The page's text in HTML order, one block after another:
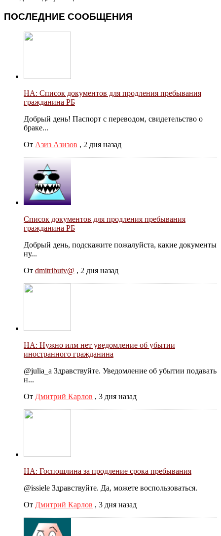
ПОСЛЕДНИЕ СООБЩЕНИЯ
НА: Список документов для продления пребывания
гражданина РБ
Добрый день! Паспорт с переводом, свидетельство о
браке...
От Азиз Азизов , 2 дня назад
Список документов для продления пребывания
гражданина РБ
Добрый день, подскажите пожалуйста, какие документы
ну...
От dmitributv@ , 2 дня назад
НА: Нужно илм нет уведомление об убытии
иностранного гражданина
@julia_a Здравствуйте. Уведомление об убытии подавать
н...
От Дмитрий Карлов , 3 дня назад
НА: Госпошлина за продление срока пребывания
@issiele Здравствуйте. Да, можете воспользоваться.
От Дмитрий Карлов , 3 дня назад